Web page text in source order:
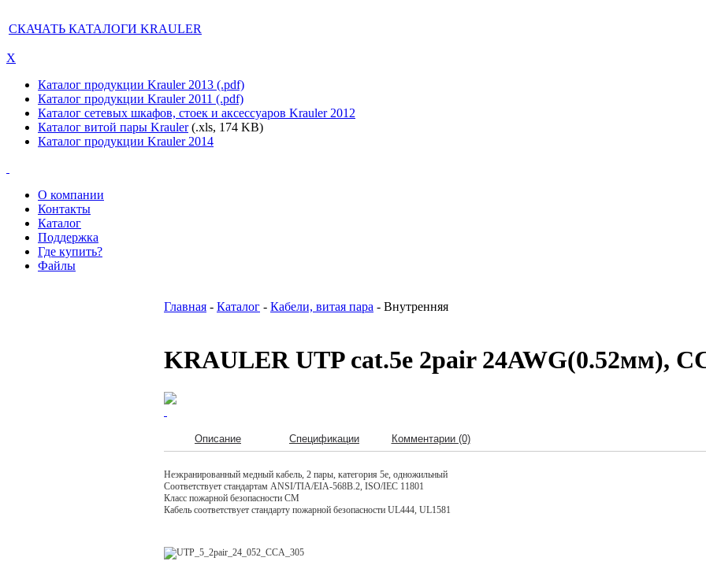
СКАЧАТЬ КАТАЛОГИ KRAULER
X
Каталог продукции Krauler 2013 (.pdf)
Каталог продукции Krauler 2011 (.pdf)
Каталог сетевых шкафов, стоек и аксессуаров Krauler 2012
Каталог витой пары Krauler(.xls, 174 KB)
Каталог продукции Krauler 2014
О компании
Контакты
Каталог
Поддержка
Где купить?
Файлы
Главная - Каталог - Кабели, витая пара - Внутренняя
KRAULER UTP cat.5e 2pair 24AWG(0.52мм),
Описание Спецификации Комментарии (0)
Неэкранированный медный кабель, 2 пары, категория 5е, одножильный
Соответствует стандартам ANSI/TIA/EIA-568B.2, ISO/IEC 11801
Класс пожарной безопасности СМ
Кабель соответствует стандарту пожарной безопасности UL444, UL1581